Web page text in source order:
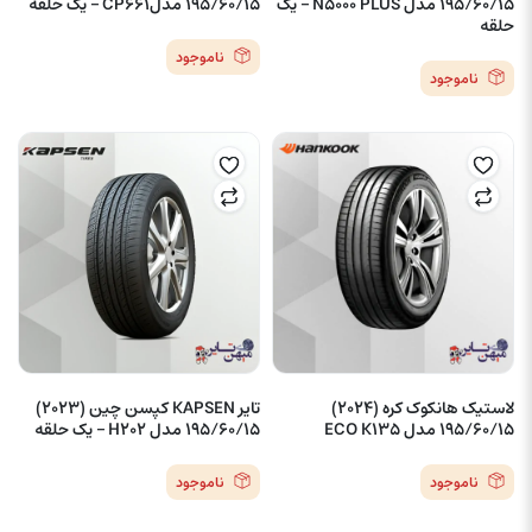
حلقه
ناموجود
ناموجود
لاستیک هانکوک کره (2024)
195/60/15 مدل ECO K135
ناموجود
تایر KAPSEN کپسن چین (2023)
195/60/15 مدل H202 – یک حلقه
ناموجود